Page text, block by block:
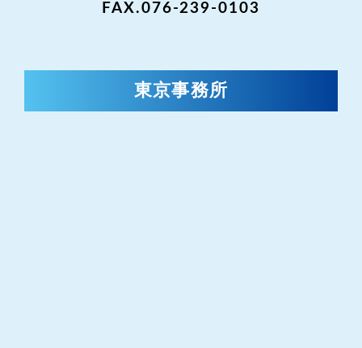
FAX.076-239-0103
東京事務所